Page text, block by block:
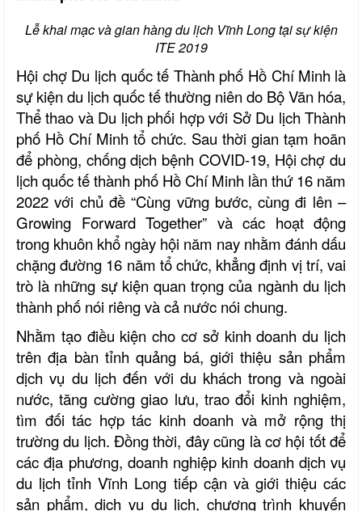
Lễ khai mạc và gian hàng du lịch Vĩnh Long tại sự kiện
ITE 2019
Hội chợ Du lịch quốc tế Thành phố Hồ Chí Minh là
sự kiện du lịch quốc tế thường niên do Bộ Văn hóa,
Thể thao và Du lịch phối hợp với Sở Du lịch Thành
phố Hồ Chí Minh tổ chức. Sau thời gian tạm hoãn
để phòng, chống dịch bệnh COVID-19, Hội chợ du
lịch quốc tế thành phố Hồ Chí Minh lần thứ 16 năm
2022 với chủ đề “Cùng vững bước, cùng đi lên –
Growing Forward Together” và các hoạt động
trong khuôn khổ ngày hội năm nay nhằm đánh dấu
chặng đường 16 năm tổ chức, khẳng định vị trí, vai
trò là những sự kiện quan trọng của ngành du lịch
thành phố nói riêng và cả nước nói chung.
Nhằm tạo điều kiện cho cơ sở kinh doanh du lịch
trên địa bàn tỉnh quảng bá, giới thiệu sản phẩm
dịch vụ du lịch đến với du khách trong và ngoài
nước, tăng cường giao lưu, trao đổi kinh nghiệm,
tìm đối tác hợp tác kinh doanh và mở rộng thị
trường du lịch. Đồng thời, đây cũng là cơ hội tốt để
các địa phương, doanh nghiệp kinh doanh dịch vụ
du lịch tỉnh Vĩnh Long tiếp cận và giới thiệu các
sản phẩm, dịch vụ du lịch, chương trình khuyến